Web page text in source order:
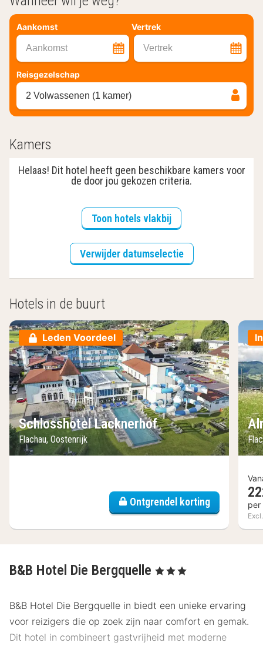
Aankomst Vertrek
Aankomst Vertrek
Reisgezelschap
2 Volwassenen (1 kamer)
Kamers
Helaas! Dit hotel heeft geen beschikbare kamers voor
de door jou gekozen criteria.
Toon hotels vlakbij
Verwijder datumselectie
Hotels in de buurt
Leden Voordeel
Schlosshotel Lacknerhof
Flachau, Oostenrijk
Ontgrendel korting per
B&B Hotel Die Bergquelle , 3 Sterren
B&B Hotel Die Bergquelle in biedt een unieke ervaring
voor reizigers die op zoek zijn naar comfort en gemak.
Dit hotel in combineert gastvrijheid met moderne